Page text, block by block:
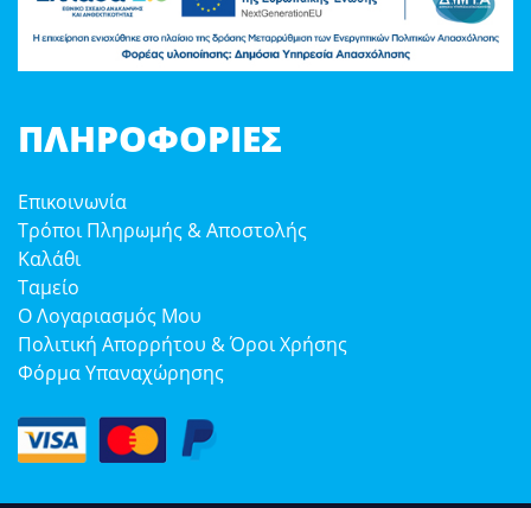
ΠΛΗΡΟΦΟΡΊΕΣ
Επικοινωνία
Τρόποι Πληρωμής & Αποστολής
Καλάθι
Ταμείο
Ο Λογαριασμός Μου
Πολιτική Απορρήτου & Όροι Χρήσης
Φόρμα Υπαναχώρησης